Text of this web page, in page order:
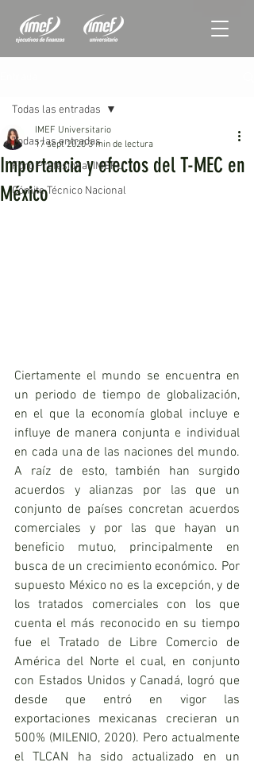
Todas las entradas
Foro Profesional IMEFU
Cómite Técnico Nacional
Todas las entradas
Importancia y efectos del T-MEC en
México
IMEF Universitario
17 sept 2020 3 min de lectura
Ciertamente el mundo se encuentra en
un periodo de tiempo de globalización,
en el que la economía global incluye e
influye de manera conjunta e individual
en cada una de las naciones del mundo.
A raíz de esto, también han surgido
acuerdos y alianzas por las que un
conjunto de países concretan acuerdos
comerciales y por las que hayan un
beneficio mutuo, principalmente en
busca de un crecimiento económico. Por
supuesto México no es la excepción, y de
los tratados comerciales con los que
cuenta el más reconocido en su tiempo
fue el Tratado de Libre Comercio de
América del Norte el cual, en conjunto
con Estados Unidos y Canadá, logró que
desde que entró en vigor las
exportaciones mexicanas crecieran un
500% (MILENIO, 2020). Pero actualmente
el TLCAN ha sido actualizado en un